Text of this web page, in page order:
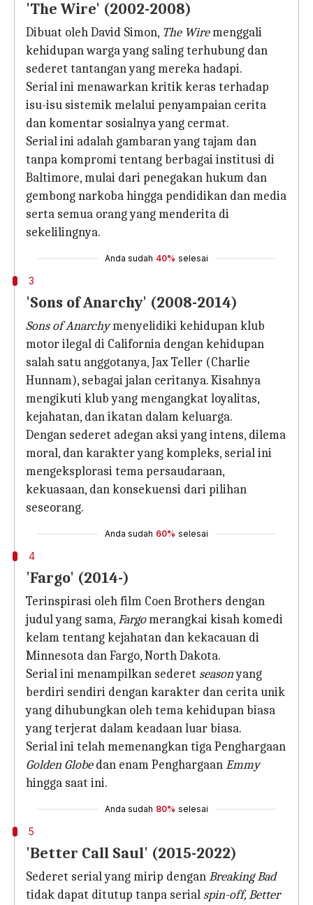
'The Wire' (2002-2008)
Dibuat oleh David Simon, The Wiremenggali
kehidupan warga yang saling terhubung dan
sederet tantangan yang mereka hadapi.
Serial ini menawarkan kritik keras terhadap
isu-isu sistemik melalui penyampaian cerita
dan komentar sosialnya yang cermat.
Serial ini adalah gambaran yang tajam dan
tanpa kompromi tentang berbagai institusi di
Baltimore, mulai dari penegakan hukum dan
gembong narkoba hingga pendidikan dan media
serta semua orang yang menderita di
sekelilingnya.
Anda sudah 40% selesai
3
'Sons of Anarchy' (2008-2014)
Sons of Anarchymenyelidiki kehidupan klub
motor ilegal di California dengan kehidupan
salah satu anggotanya, Jax Teller (Charlie
Hunnam), sebagai jalan ceritanya. Kisahnya
mengikuti klub yang mengangkat loyalitas,
kejahatan, dan ikatan dalam keluarga.
Dengan sederet adegan aksi yang intens, dilema
moral, dan karakter yang kompleks, serial ini
mengeksplorasi tema persaudaraan,
kekuasaan, dan konsekuensi dari pilihan
seseorang.
Anda sudah 60% selesai
4
'Fargo' (2014-)
Terinspirasi oleh film Coen Brothers dengan
judul yang sama,Fargomerangkai kisah komedi
kelam tentang kejahatan dan kekacauan di
Minnesota dan Fargo, North Dakota.
Serial ini menampilkan sederet seasonyang
berdiri sendiri dengan karakter dan cerita unik
yang dihubungkan oleh tema kehidupan biasa
yang terjerat dalam keadaan luar biasa.
Serial ini telah memenangkan tiga Penghargaan
Golden Globedan enam PenghargaanEmmy
hingga saat ini.
Anda sudah 80% selesai
5
'Better Call Saul' (2015-2022)
Sederet serial yang mirip denganBreaking Bad
tidak dapat ditutup tanpa serial spin-off, Better